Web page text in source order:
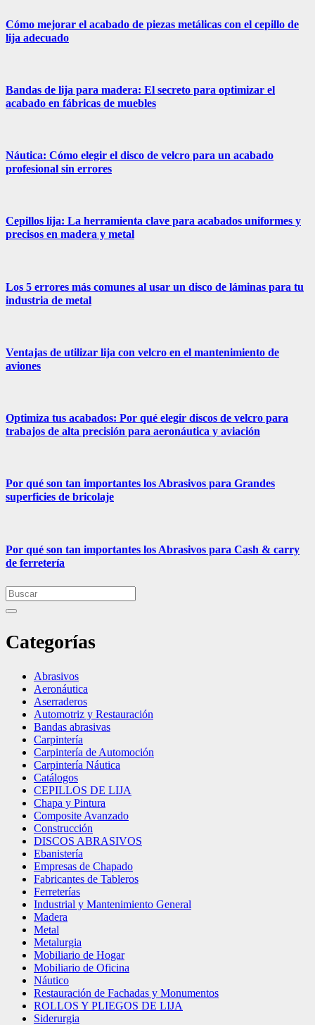
Cómo mejorar el acabado de piezas metálicas con el cepillo de
lija adecuado
Bandas de lija para madera: El secreto para optimizar el
acabado en fábricas de muebles
Náutica: Cómo elegir el disco de velcro para un acabado
profesional sin errores
Cepillos lija: La herramienta clave para acabados uniformes y
precisos en madera y metal
Los 5 errores más comunes al usar un disco de láminas para tu
industria de metal
Ventajas de utilizar lija con velcro en el mantenimiento de
aviones
Optimiza tus acabados: Por qué elegir discos de velcro para
trabajos de alta precisión para aeronáutica y aviación
Por qué son tan importantes los Abrasivos para Grandes
superficies de bricolaje
Por qué son tan importantes los Abrasivos para Cash & carry
de ferretería
Categorías
Abrasivos
Aeronáutica
Aserraderos
Automotriz y Restauración
Bandas abrasivas
Carpintería
Carpintería de Automoción
Carpintería Náutica
Catálogos
CEPILLOS DE LIJA
Chapa y Pintura
Composite Avanzado
Construcción
DISCOS ABRASIVOS
Ebanistería
Empresas de Chapado
Fabricantes de Tableros
Ferreterías
Industrial y Mantenimiento General
Madera
Metal
Metalurgia
Mobiliario de Hogar
Mobiliario de Oficina
Náutico
Restauración de Fachadas y Monumentos
ROLLOS Y PLIEGOS DE LIJA
Siderurgia